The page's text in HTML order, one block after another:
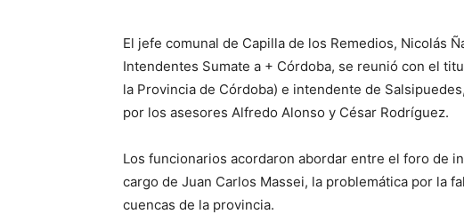
El jefe comunal de Capilla de los Remedios, Nicolás
Intendentes Sumate a + Córdoba, se reunió con el
la Provincia de Córdoba) e intendente de
por los asesores Alfredo Alonso y César Rodríguez.
Los funcionarios acordaron abordar entre el foro de
cargo de Juan Carlos Massei, la problemática por la
cuencas de la provincia.